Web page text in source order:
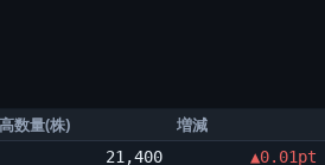
数量(株) 増減
21,400 ▲0.01pt